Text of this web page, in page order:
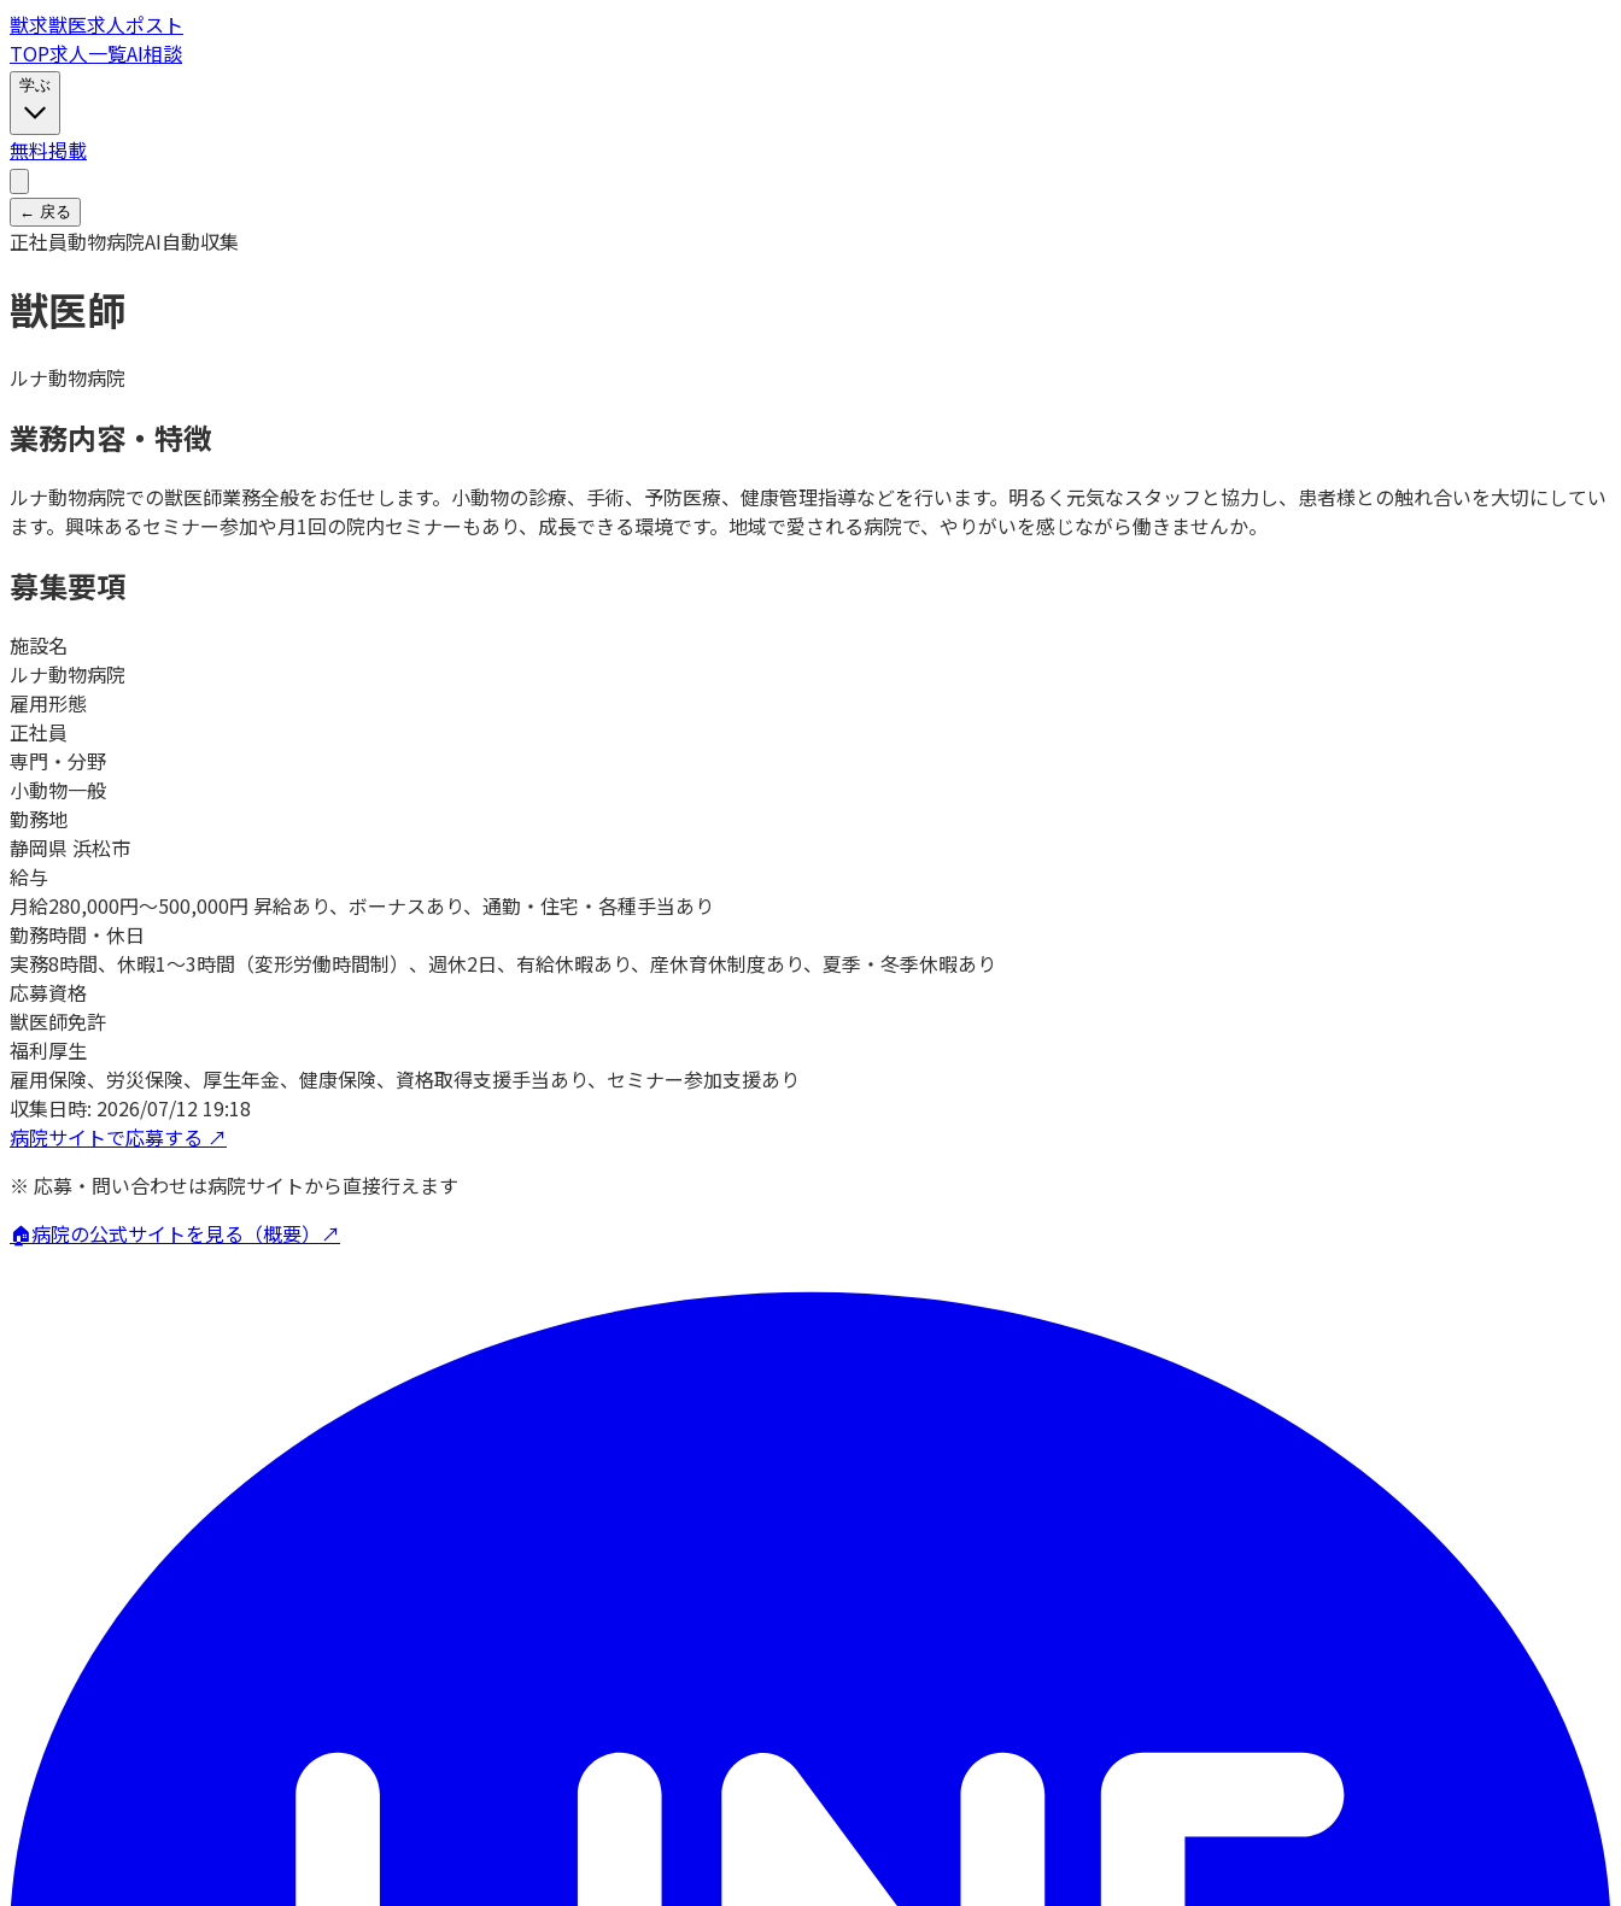
獣求獣医求人ポスト
TOP求人一覧AI相談
学ぶ
無料掲載
← 戻る
正社員動物病院AI自動収集
獣医師
ルナ動物病院
業務内容・特徴
ルナ動物病院での獣医師業務全般をお任せします。小動物の診療、手術、予防医療、健康管理指導などを行います。明るく元気なスタッフと協力し、患者様との触れ合いを大切にしてい
ます。興味あるセミナー参加や月1回の院内セミナーもあり、成長できる環境です。地域で愛される病院で、やりがいを感じながら働きませんか。
募集要項
施設名
ルナ動物病院
雇用形態
正社員
専門・分野
小動物一般
勤務地
静岡県 浜松市
給与
月給280,000円～500,000円 昇給あり、ボーナスあり、通勤・住宅・各種手当あり
勤務時間・休日
実務8時間、休暇1～3時間（変形労働時間制）、週休2日、有給休暇あり、産休育休制度あり、夏季・冬季休暇あり
応募資格
獣医師免許
福利厚生
雇用保険、労災保険、厚生年金、健康保険、資格取得支援手当あり、セミナー参加支援あり
収集日時: 2026/07/12 19:18
病院サイトで応募する ↗
※ 応募・問い合わせは病院サイトから直接行えます
🏠病院の公式サイトを見る（概要）↗